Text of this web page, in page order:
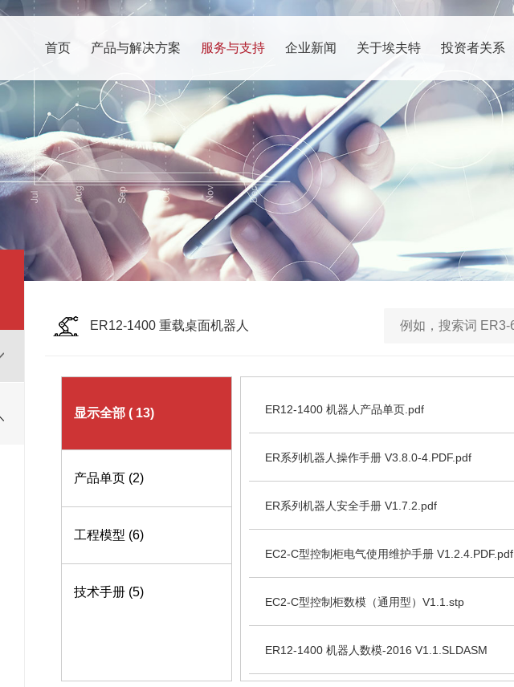
首页 产品与解决方案 服务与支持 企业新闻 关于埃夫特 投资者关系
ER12-1400 重载桌面机器人
显示全部 ( 13)
产品单页 (2)
工程模型 (6)
技术手册 (5)
ER12-1400 机器人产品单页.pdf
ER系列机器人操作手册 V3.8.0-4.PDF.pdf
ER系列机器人安全手册 V1.7.2.pdf
EC2-C型控制柜电气使用维护手册 V1.2.4.PDF.pdf
EC2-C型控制柜数模（通用型）V1.1.stp
ER12-1400 机器人数模-2016 V1.1.SLDASM